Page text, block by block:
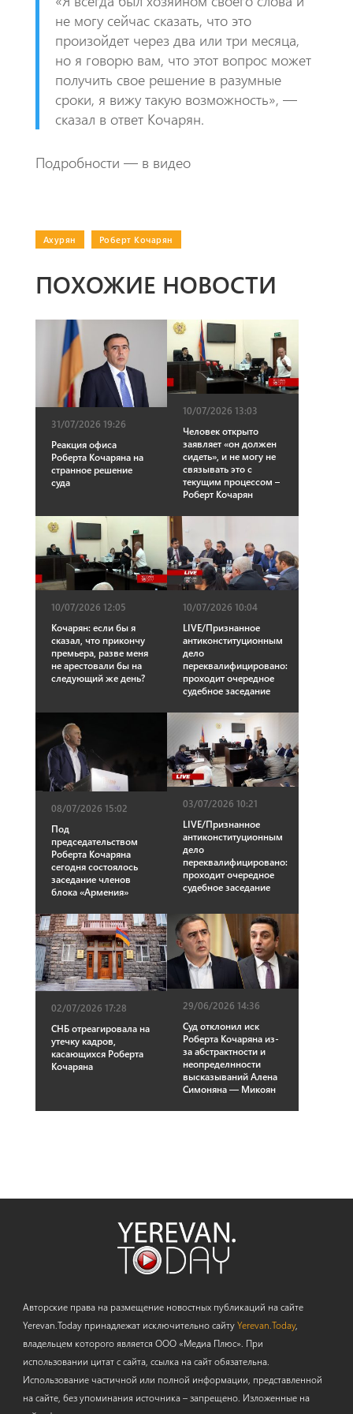
не могу сейчас сказать, что это
произойдет через два или три месяца,
но я говорю вам, что этот вопрос может
получить свое решение в разумные
сроки, я вижу такую возможность», —
сказал в ответ Кочарян.
Подробности — в видео
Ахурян Роберт Кочарян
ПОХОЖИЕ НОВОСТИ
31/07/2026 19:26
Реакция офиса
Роберта Кочаряна на
странное решение
суда
10/07/2026 13:03
Человек открыто
заявляет «он должен
сидеть», и не могу не
связывать это с
текущим процессом –
Роберт Кочарян
10/07/2026 12:05
Кочарян: если бы я
сказал, что прикончу
премьера, разве меня
не арестовали бы на
следующий же день?
10/07/2026 10:04
LIVE/Признанное
антиконституционным
дело
переквалифицировано:
проходит очередное
судебное заседание
08/07/2026 15:02
Под
председательством
Роберта Кочаряна
сегодня состоялось
заседание членов
блока «Армения»
03/07/2026 10:21
LIVE/Признанное
антиконституционным
дело
переквалифицировано:
проходит очередное
судебное заседание
02/07/2026 17:28
СНБ отреагировала на
утечку кадров,
касающихся Роберта
Кочаряна
29/06/2026 14:36
Суд отклонил иск
Роберта Кочаряна из-
за абстрактности и
неопределнности
высказываний Алена
Симоняна — Микоян
Авторские права на размещение новостных публикаций на сайте
Yerevan.Today принадлежат исключительно сайтуYerevan.Today,
владельцем которого является ООО «Медиа Плюс». При
использовании цитат с сайта, ссылка на сайт обязательна.
Использование частичной или полной информации, представленной
на сайте, без упоминания источника – запрещено. Изложенные на